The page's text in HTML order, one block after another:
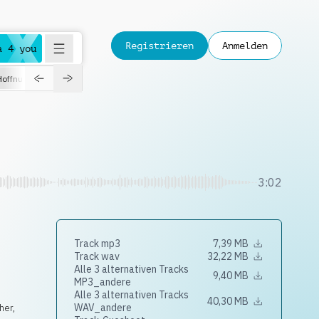
4 you
Dokumentation
Registrieren Anmelden
3:02
Track mp3
7,39 MB
Track wav
32,22 MB
Alle 3 alternativen Tracks
MP3_andere
9,40 MB
Alle 3 alternativen Tracks
WAV_andere
40,30 MB